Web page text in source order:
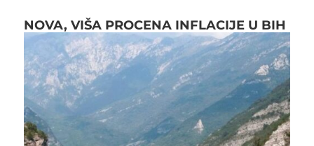
NOVA, VIŠA PROCENA INFLACIJE U BIH